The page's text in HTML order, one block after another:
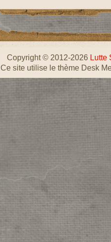
Copyright © 2012-2026 Lutte
Ce site utilise le thème Desk